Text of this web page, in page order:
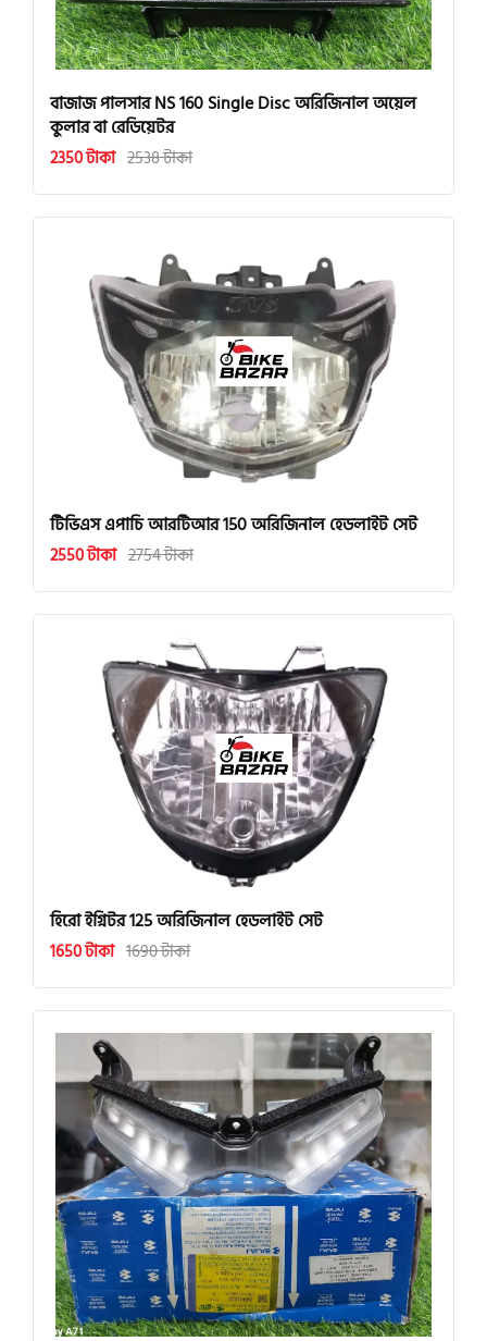
বাজাজ পালসার NS 160 Single Disc অরিজিনাল অয়েল
কুলার বা রেডিয়েটর
2350 টাকা 2538 টাকা
টিভিএস এপাচি আরটিআর 150 অরিজিনাল হেডলাইট সেট
2550 টাকা 2754 টাকা
হিরো ইগ্নিটর 125 অরিজিনাল হেডলাইট সেট
1650 টাকা 1690 টাকা